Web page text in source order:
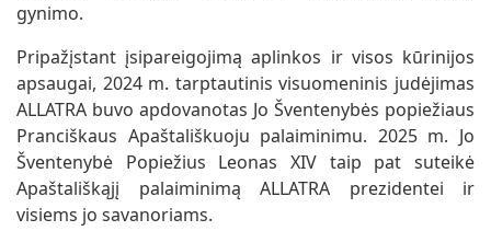
gynimo.
Pripažįstant įsipareigojimą aplinkos ir visos kūrinijos
apsaugai, 2024 m. tarptautinis visuomeninis judėjimas
ALLATRA buvo apdovanotas Jo Šventenybės popiežiaus
Pranciškaus Apaštališkuoju palaiminimu. 2025 m. Jo
Šventenybė Popiežius Leonas XIV taip pat suteikė
Apaštališkąjį palaiminimą ALLATRA prezidentei ir
visiems jo savanoriams.